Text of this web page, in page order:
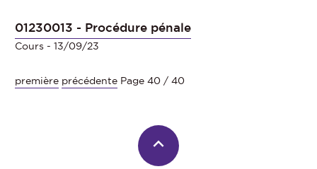
01230013 - Procédure pénale
Cours - 13/09/23
première précédente Page 40 / 40